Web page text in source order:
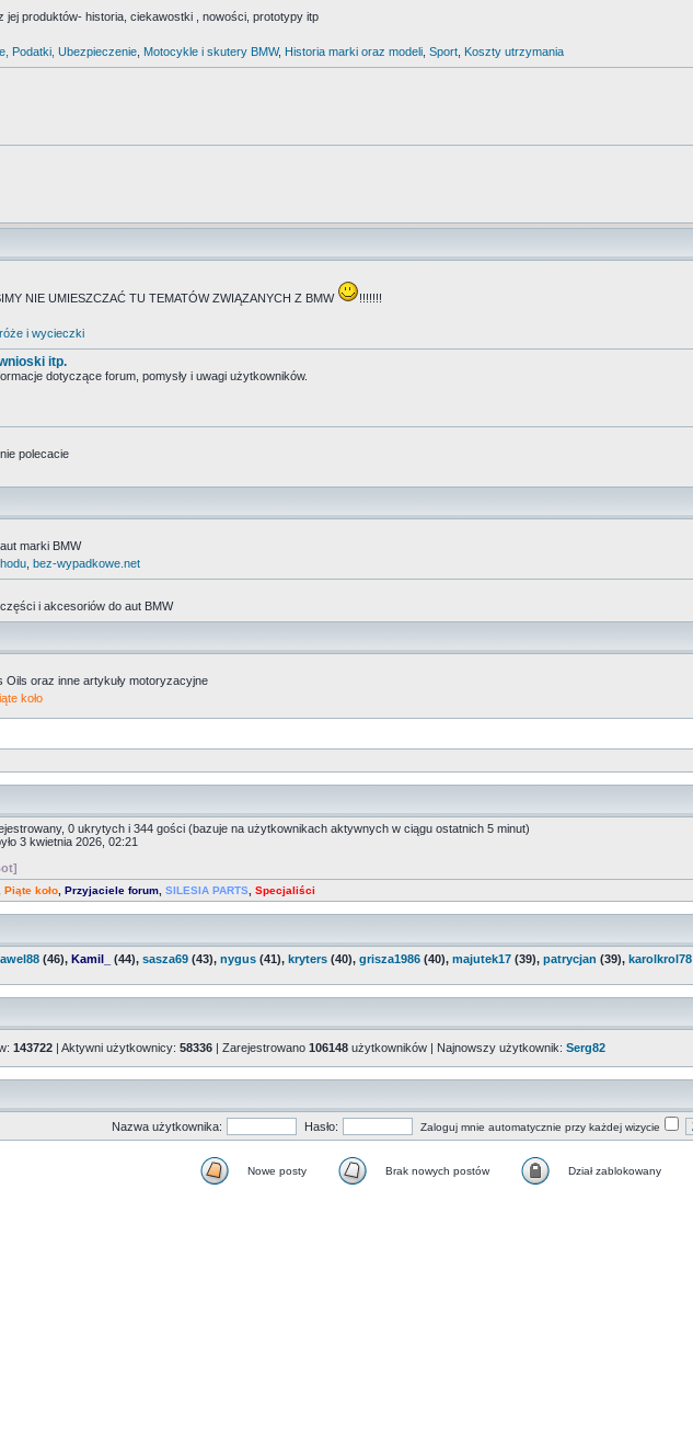
produktów- historia, ciekawostki , nowości, prototypy itp
Podatki, Ubezpieczenie Motocykle i skutery BMW, Historia marki oraz modeli Sport Koszty utrzymania
NIE UMIESZCZAĆ TU TEMATÓW ZWIĄZANYCH Z BMW
!!!!!!!
i wycieczki
itp.
dotyczące forum, pomysły i uwagi użytkowników.
polecacie
marki BMW
bez-wypadkowe.net
i akcesoriów do aut BMW
Oils oraz inne artykuły motoryzacyjne
koło
0 ukrytych i 344 gości (bazuje na użytkownikach aktywnych w ciągu ostatnich 5 minut)
3 kwietnia 2026, 02:21
Piąte koło Przyjaciele forum SILESIA PARTS Specjaliści
(46), Kamil_ (44), sasza69 (43), nygus (41), kryters (40), grisza1986 (40), majutek17 (39), patrycjan (39), karolkrol78
143722 | Aktywni użytkownicy: 58336 | Zarejestrowano 106148 użytkowników | Najnowszy użytkownik: Serg82
Nazwa użytkownika: Hasło: Zaloguj mnie automatycznie przy każdej wizycie
Nowe posty Brak nowych postów Dział zablokowany